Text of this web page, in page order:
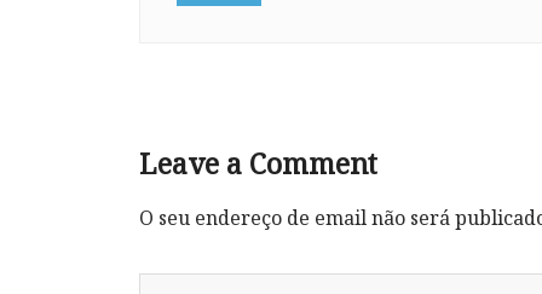
Leave a Comment
O seu endereço de email não será